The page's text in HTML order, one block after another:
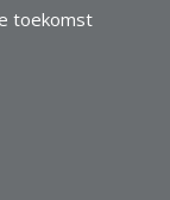
toekomst